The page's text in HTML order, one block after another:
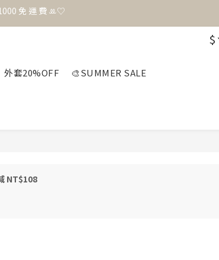
50 元 購 物 金 .ᐟ.ᐟ.ᐟ
免 運 費 ꔛ♡
$
外套20%OFF
🎨SUMMER SALE
NT$108